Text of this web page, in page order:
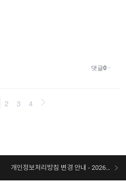
개인정보처리방침 변경 안내 - 2026/07/30 시행